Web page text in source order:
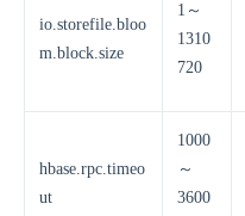
io.storefile.bloo
m.block.size
1～
1310
720
hbase.rpc.timeo
ut
1000
～
3600